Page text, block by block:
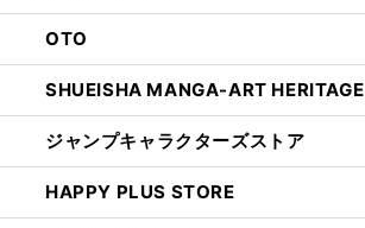
OTO
SHUEISHA MANGA-ART HERITAGE
ジャンプキャラクターズストア
HAPPY PLUS STORE